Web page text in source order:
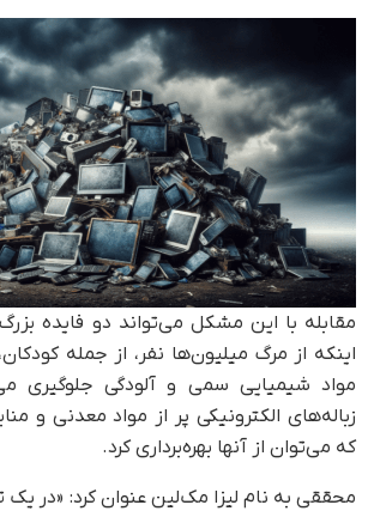
مقابله با این مشکل می‌تواند دو فایده
اینکه از مرگ میلیون‌ها نفر، از جمله
مواد شیمیایی سمی و آلودگی جلوگیری
زباله‌های الکترونیکی پر از مواد معدنی و
که می‌توان از آنها بهره‌برداری کرد.
محققی به نام لیزا مک‌لین عنوان کرد: «در یک